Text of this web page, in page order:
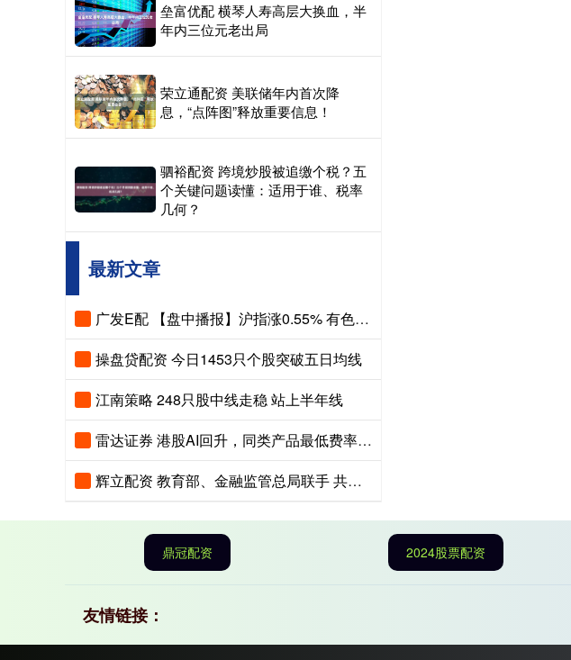
垒富优配 横琴人寿高层大换血，半
年内三位元老出局
荣立通配资 美联储年内首次降
息，“点阵图”释放重要信息！
驷裕配资 跨境炒股被追缴个税？五
个关键问题读懂：适用于谁、税率
几何？
最新文章
广发E配 【盘中播报】沪指涨0.55% 有色金属行业涨幅最大
操盘贷配资 今日1453只个股突破五日均线
江南策略 248只股中线走稳 站上半年线
雷达证券 港股AI回升，同类产品最低费率档的港股通互联网ETF华夏（520910）现涨超2%
辉立配资 教育部、金融监管总局联手 共建国家卓越金融人才培养基地
鼎冠配资 2024股票配资
友情链接：